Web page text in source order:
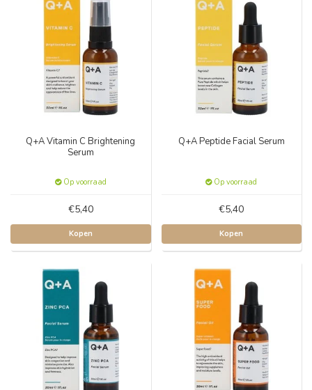
Q+A Vitamin C Brightening
Serum
Op voorraad
€5,40
Kopen
Q+A Peptide Facial Serum
Op voorraad
€5,40
Kopen